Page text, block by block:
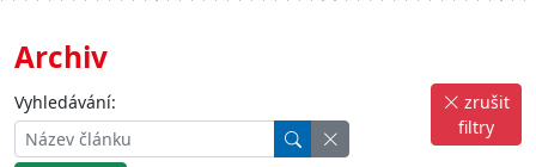
Archiv
Vyhledávání:
zrušit
filtry